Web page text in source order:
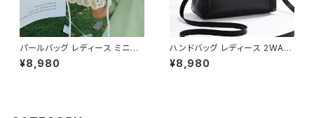
パールバッグ レディース ミニバ
ッグ 2WAY ショルダーバッグ ハ
ンドバッグ 巾着バッグ ビーズバ
¥8,980
ハンドバッグ レディース 2WAY
ショルダーバッグ ミニバッグ き
れいめ 上品 フラップバッグ ゴー
¥8,980